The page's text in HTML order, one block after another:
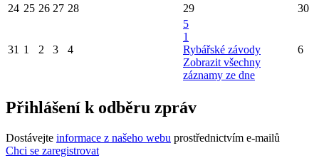
24 25 26 27 28 29 30
31 1 2 3 4
5
1
Rybářské závody
Zobrazit všechny
záznamy ze dne
6
Přihlášení k odběru zpráv
Dostávejte informace z našeho webu prostřednictvím e-mailů
Chci se zaregistrovat